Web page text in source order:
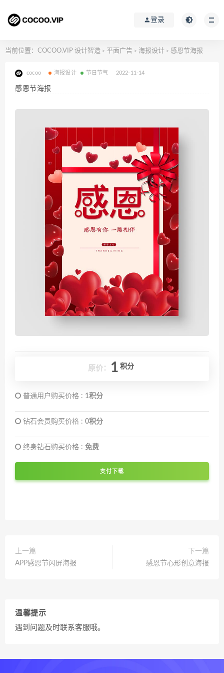
登录
当前位置： COCOO.VIP 设计智造 > 平面广告 > 海报设计 > 感恩节海报
cocoo 海报设计 节日节气 2022-11-14
感恩节海报
原价： 1 积分
普通用户购买价格 : 1积分
钻石会员购买价格 : 0积分
终身钻石购买价格 : 免费
支付下载
上一篇
APP感恩节闪屏海报
下一篇
感恩节心形创意海报
温馨提示
遇到问题及时联系客服哦。